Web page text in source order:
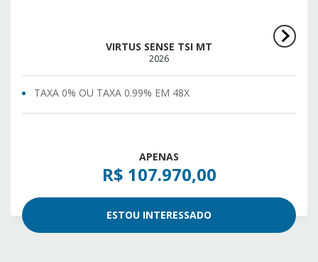
VIRTUS SENSE TSI MT
2026
TAXA 0% OU TAXA 0.99% EM 48X
APENAS
R$ 107.970,00
ESTOU INTERESSADO